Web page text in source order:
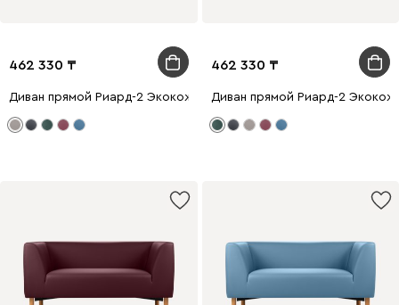
462 330
Диван прямой Риард-2 Экокожа Бежевый
462 330
Диван прямой Риард-2